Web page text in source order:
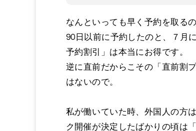
なんといっても早く予約を取る
90日以前に予約したのと、７月
予約割引」は本当にお得です。
逆に直前だからこその「直前割
はないので。
私が働いていた時、外国人の方
ク開催が決定したばかりの頃は